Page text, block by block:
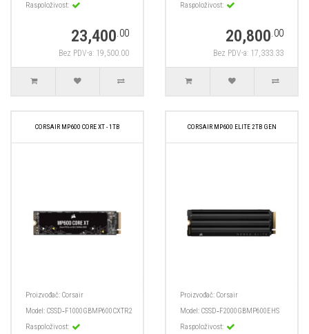
Raspoloživost:
23,400.00
Bez PDV-a: 19,500.00
Raspoloživost:
20,800.00
Bez PDV-a: 17,333.33
CORSAIR MP600 CORE XT - 1TB
Proizvođač: Corsair
Model: CSSD‑F1000GBMP600CXTR2
Raspoloživost:
CORSAIR MP600 ELITE 2TB GEN
Proizvođač: Corsair
Model: CSSD‑F2000GBMP600EHS
Raspoloživost: